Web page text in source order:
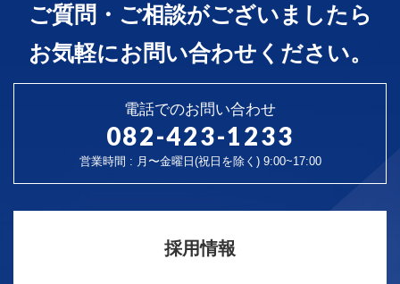
ご質問・ご相談がございましたら
お気軽にお問い合わせください。
電話でのお問い合わせ
082-423-1233
営業時間 : 月〜金曜日(祝日を除く) 9:00~17:00
採用情報